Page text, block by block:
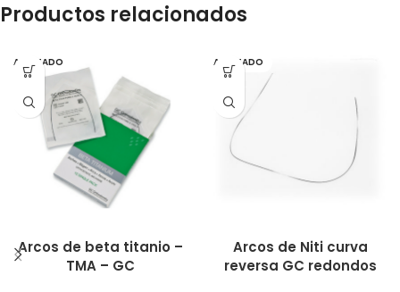
Productos relacionados
AGOTADO
Arcos de beta titanio –
TMA – GC
AGOTADO
Arcos de Niti curva
reversa GC redondos